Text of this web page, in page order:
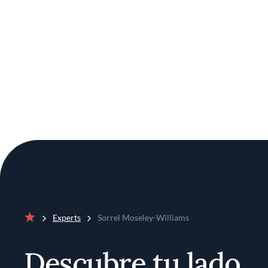
Experts Sorrel Moseley-Williams